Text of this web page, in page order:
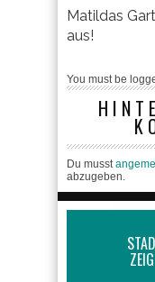
Matildas
aus!
You must be
Du musst
abzugeben.